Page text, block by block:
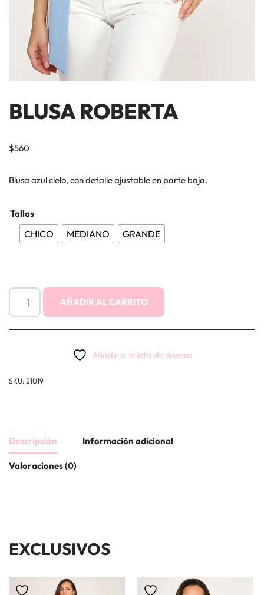
BLUSA ROBERTA
$560
Blusa azul cielo, con detalle ajustable en parte baja.
Tallas
CHICO MEDIANO GRANDE
AÑADIR AL CARRITO
Añadir a la lista de deseos
SKU: 51019
Descripción Información adicional
Valoraciones (0)
EXCLUSIVOS